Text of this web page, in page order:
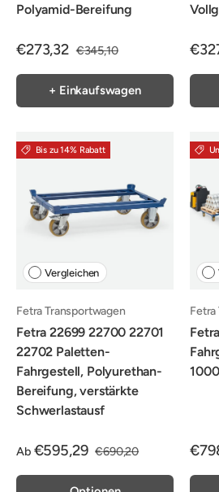
Polyamid-Bereifung
€273,32 €345,10
+ Einkaufswagen
Bis zu 14% Rabatt
Vergleichen
Fetra Transportwagen
Fetra 22699 22700 22701
22702 Paletten-
Fahrgestell, Polyurethan-
Bereifung, verstärkte
Schwerlastausf
Ab €595,29 €690,20
Fetra